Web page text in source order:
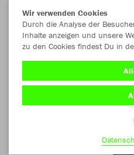
Wir verwenden Cookies
Durch die Analyse der
Inhalte anzeigen und unsere
zu den Cookies findest Du in